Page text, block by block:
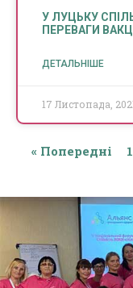
У ЛУЦЬКУ
ПЕРЕВАГИ
ДЕТАЛЬНІШЕ
17 Листопада,
« Попередні 1